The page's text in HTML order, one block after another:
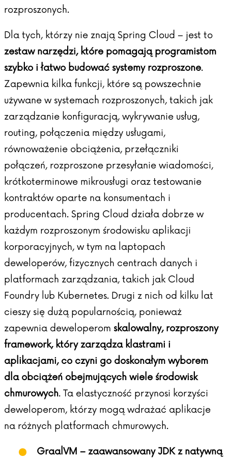
rozproszonych.
Dla tych, którzy nie znają Spring Cloud – jest to
zestaw narzędzi, które pomagają programistom
szybko i łatwo budować systemy rozproszone.
Zapewnia kilka funkcji, które są powszechnie
używane w systemach rozproszonych, takich jak
zarządzanie konfiguracją, wykrywanie usług,
routing, połączenia między usługami,
równoważenie obciążenia, przełączniki
połączeń, rozproszone przesyłanie wiadomości,
krótkoterminowe mikrousługi oraz testowanie
kontraktów oparte na konsumentach i
producentach. Spring Cloud działa dobrze w
każdym rozproszonym środowisku aplikacji
korporacyjnych, w tym na laptopach
deweloperów, fizycznych centrach danych i
platformach zarządzania, takich jak Cloud
Foundry lub Kubernetes. Drugi z nich od kilku lat
cieszy się dużą popularnością, ponieważ
zapewnia deweloperom skalowalny, rozproszony
framework, który zarządza klastrami i
aplikacjami, co czyni go doskonałym wyborem
dla obciążeń obejmujących wiele środowisk
chmurowych. Ta elastyczność przynosi korzyści
deweloperom, którzy mogą wdrażać aplikacje
na różnych platformach chmurowych.
GraalVM – zaawansowany JDK z natywną